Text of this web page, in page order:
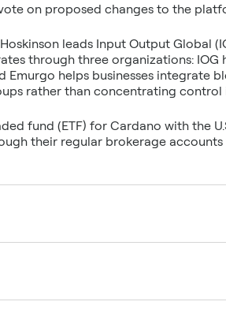
on proposed changes to the
leads Input Output Global
through three organizations: IOG
helps businesses integrate
rather than concentrating control
fund (ETF) for Cardano with the
their regular brokerage